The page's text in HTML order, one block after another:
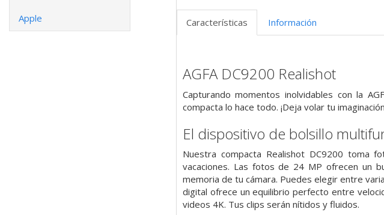
Apple Características Información
AGFA DC9200 Realishot
Capturando momentos inolvidables con la
compacta lo hace todo. ¡Deja volar tu
El dispositivo de bolsillo
Nuestra compacta Realishot DC9200 toma
vacaciones. Las fotos de 24 MP ofrecen un
memoria de tu cámara. Puedes elegir entre
digital ofrece un equilibrio perfecto entre
videos 4K. Tus clips serán nítidos y fluidos.